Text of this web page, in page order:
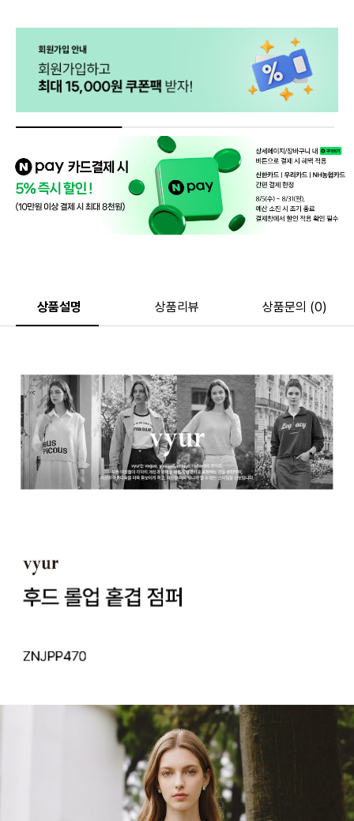
상품설명 상품리뷰 상품문의 (0)